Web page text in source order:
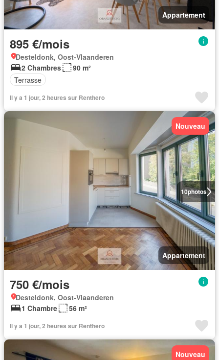
Appartement
895 €/mois
Desteldonk, Oost-Vlaanderen
2 Chambres
90 m²
Terrasse
Il y a 1 jour, 2 heures sur Renthero
10photos
Nouveau
Appartement
750 €/mois
Desteldonk, Oost-Vlaanderen
1 Chambre
56 m²
Il y a 1 jour, 2 heures sur Renthero
Nouveau